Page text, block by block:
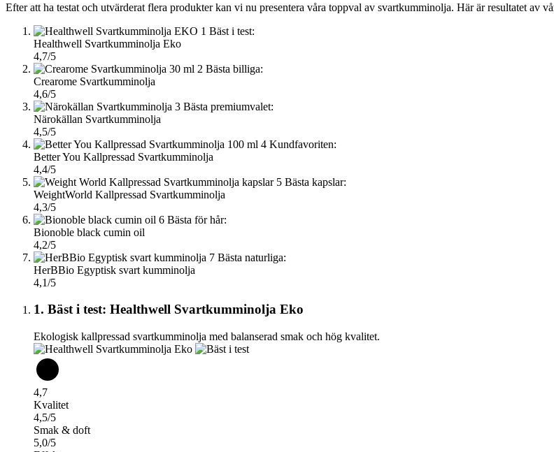
Efter att ha testat och utvärderat flera produkter kan vi nu presentera våra toppval av svartkumminolja. Här är resultatet av
1 Bäst i test:
Healthwell Svartkumminolja Eko
4,7/5
2 Bästa billiga:
Crearome Svartkumminolja
4,6/5
3 Bästa premiumvalet:
Närokällan Svartkumminolja
4,5/5
4 Kundfavoriten:
Better You Kallpressad Svartkumminolja
4,4/5
5 Bästa kapslar:
WeightWorld Kallpressad Svartkumminolja
4,3/5
6 Bästa för hår:
Bionoble black cumin oil
4,2/5
7 Bästa naturliga:
HerBBio Egyptisk svart kumminolja
4,1/5
1. Bäst i test: Healthwell Svartkumminolja Eko
Ekologisk kallpressad svartkumminolja med balanserad smak och hög kvalitet.
4,7
Kvalitet
4,5/5
Smak & doft
5,0/5